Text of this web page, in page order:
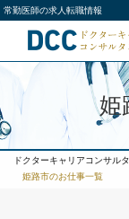
常勤医師の求人転職情報
姫
ドクターキャリアコンサル
姫路市のお仕事一覧